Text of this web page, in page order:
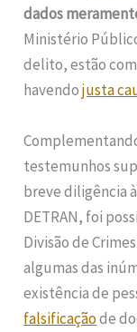
dados
Ministério
delito, estão
havendojusta
testemunhos
breve diligência
DETRAN, foi
Divisão de
algumas das
existência de
falsificaçãode